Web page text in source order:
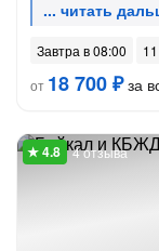
Завтра в 08:00
от 18 700 ₽за
4 отзыва